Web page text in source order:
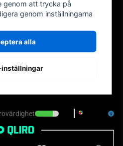
MITT KONTO
Skapa konto
genom att trycka på
genom inställningarna
alla
inställningar